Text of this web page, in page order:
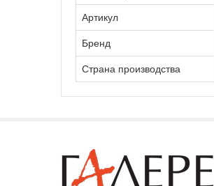
Артикул
Бренд
Страна производства